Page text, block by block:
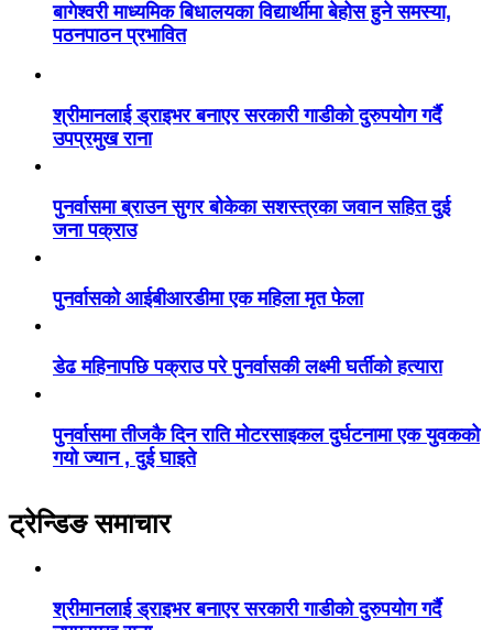
बागेश्वरी माध्यमिक बिधालयका विद्यार्थीमा बेहोस हुने समस्या,
पठनपाठन प्रभावित
श्रीमानलाई ड्राइभर बनाएर सरकारी गाडीको दुरुपयोग गर्दै
उपप्रमुख राना
पुनर्वासमा ब्राउन सुगर बोकेका सशस्त्रका जवान सहित दुई
जना पक्राउ
पुनर्वासको आईबीआरडीमा एक महिला मृत फेला
डेढ महिनापछि पक्राउ परे पुनर्वासकी लक्ष्मी घर्तीको हत्यारा
पुनर्वासमा तीजकै दिन राति मोटरसाइकल दुर्घटनामा एक युवकको
गयो ज्यान , दुई घाइते
ट्रेन्डिङ समाचार
श्रीमानलाई ड्राइभर बनाएर सरकारी गाडीको दुरुपयोग गर्दै